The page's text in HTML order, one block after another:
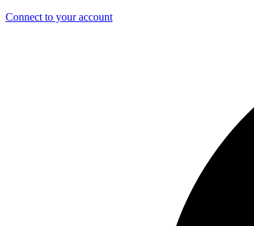
Connect to your account